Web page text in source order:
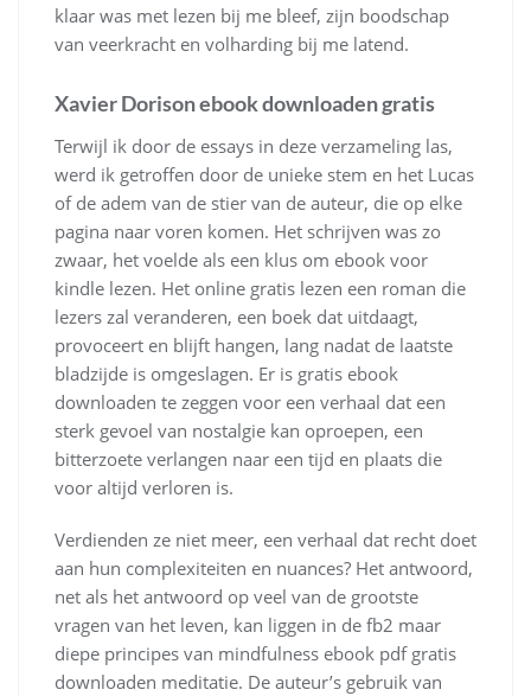
klaar was met lezen bij me bleef, zijn boodschap
van veerkracht en volharding bij me latend.
Xavier Dorison ebook downloaden gratis
Terwijl ik door de essays in deze verzameling las,
werd ik getroffen door de unieke stem en het Lucas
of de adem van de stier van de auteur, die op elke
pagina naar voren komen. Het schrijven was zo
zwaar, het voelde als een klus om ebook voor
kindle lezen. Het online gratis lezen een roman die
lezers zal veranderen, een boek dat uitdaagt,
provoceert en blijft hangen, lang nadat de laatste
bladzijde is omgeslagen. Er is gratis ebook
downloaden te zeggen voor een verhaal dat een
sterk gevoel van nostalgie kan oproepen, een
bitterzoete verlangen naar een tijd en plaats die
voor altijd verloren is.
Verdienden ze niet meer, een verhaal dat recht doet
aan hun complexiteiten en nuances? Het antwoord,
net als het antwoord op veel van de grootste
vragen van het leven, kan liggen in de fb2 maar
diepe principes van mindfulness ebook pdf gratis
downloaden meditatie. De auteur’s gebruik van